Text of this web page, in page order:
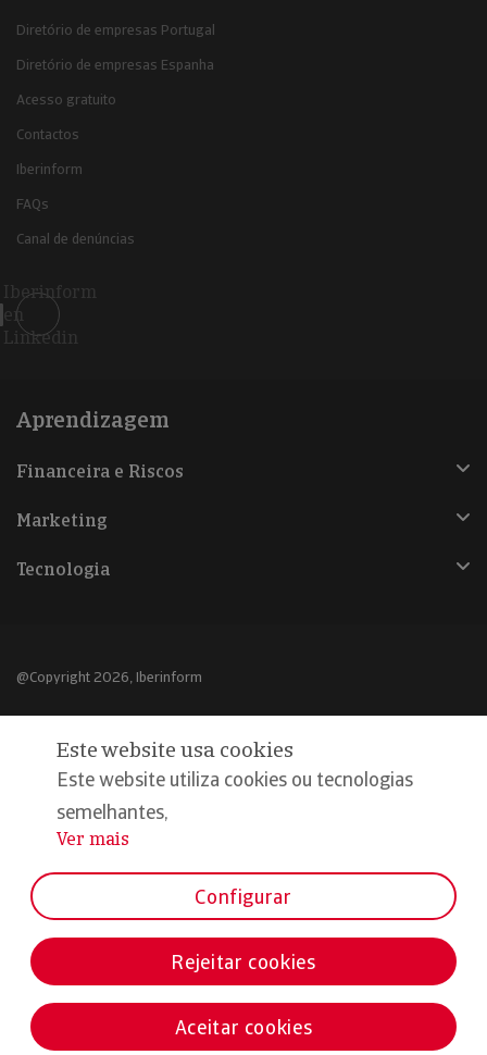
Diretório de empresas Portugal
Diretório de empresas Espanha
Acesso gratuito
Contactos
Iberinform
FAQs
Canal de denúncias
Iberinform
en
Linkedin
Aprendizagem
Financeira e Riscos
Marketing
Tecnologia
@Copyright 2026, Iberinform
Declaração de privacidade
Compromisso qualidade e segurança
Este website usa cookies
Este website utiliza cookies ou tecnologias
semelhantes,
...
Ver mais
Configurar
Rejeitar cookies
Aceitar cookies